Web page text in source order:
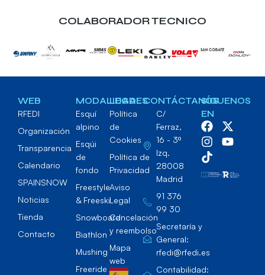
COLABORADOR TECNICO
WEB
RFEDI
Organización
Transparencia
Calendario
SPAINSNOW
Noticias
Tienda
Contacto
MODALIDADES
Esquí
alpino
Esqúi
de
fondo
Freestyle
& Freeski
Snowboard
Biathlon
Mushing
Freeride
LEGAL
Política
de
Cookies
Política de
Privacidad
Aviso
Legal
Cancelación
y reembolso
Mapa
web
CONTÁCTANOS
C/
Ferraz,
16 - 3º
Izq.
28008
Madrid
91 376
99 30
Secretaría y
General:
rfedi@rfedi.es
Contabilidad:
SÍGUENOS
EN